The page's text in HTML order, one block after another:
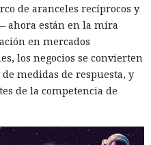
de aranceles recíprocos y
ahora están en la mira
en mercados
los negocios se convierten
medidas de respuesta, y
de la competencia de